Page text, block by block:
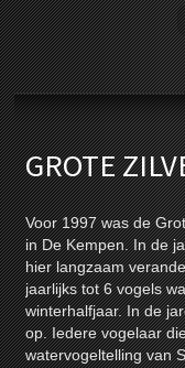
GROTE
Voor 1997 was de
in De Kempen. In de
hier langzaam
jaarlijks tot 6 vogels
winterhalfjaar. In de
op. Iedere vogelaar
watervogeltelling van